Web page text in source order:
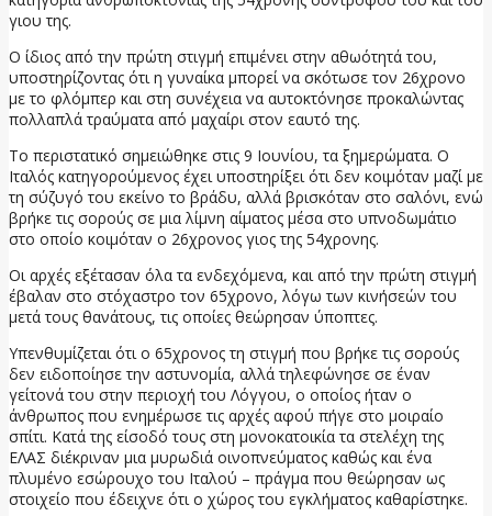
γιου της.
Ο ίδιος από την πρώτη στιγμή επιμένει στην αθωότητά του,
υποστηρίζοντας ότι η γυναίκα μπορεί να σκότωσε τον 26χρονο
με το φλόμπερ και στη συνέχεια να αυτοκτόνησε προκαλώντας
πολλαπλά τραύματα από μαχαίρι στον εαυτό της.
Το περιστατικό σημειώθηκε στις 9 Ιουνίου, τα ξημερώματα. Ο
Ιταλός κατηγορούμενος έχει υποστηρίξει ότι δεν κοιμόταν μαζί με
τη σύζυγό του εκείνο το βράδυ, αλλά βρισκόταν στο σαλόνι, ενώ
βρήκε τις σορούς σε μια λίμνη αίματος μέσα στο υπνοδωμάτιο
στο οποίο κοιμόταν ο 26χρονος γιος της 54χρονης.
Οι αρχές εξέτασαν όλα τα ενδεχόμενα, και από την πρώτη στιγμή
έβαλαν στο στόχαστρο τον 65χρονο, λόγω των κινήσεών του
μετά τους θανάτους, τις οποίες θεώρησαν ύποπτες.
Υπενθυμίζεται ότι ο 65χρονος τη στιγμή που βρήκε τις σορούς
δεν ειδοποίησε την αστυνομία, αλλά τηλεφώνησε σε έναν
γείτονά του στην περιοχή του Λόγγου, ο οποίος ήταν ο
άνθρωπος που ενημέρωσε τις αρχές αφού πήγε στο μοιραίο
σπίτι. Κατά της είσοδό τους στη μονοκατοικία τα στελέχη της
ΕΛΑΣ διέκριναν μια μυρωδιά οινοπνεύματος καθώς και ένα
πλυμένο εσώρουχο του Ιταλού – πράγμα που θεώρησαν ως
στοιχείο που έδειχνε ότι ο χώρος του εγκλήματος καθαρίστηκε.